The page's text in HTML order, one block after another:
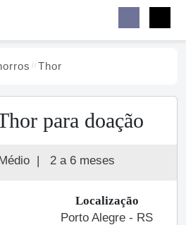
s Thor
para doação
| 2 a 6 meses
Localização
Porto Alegre - RS